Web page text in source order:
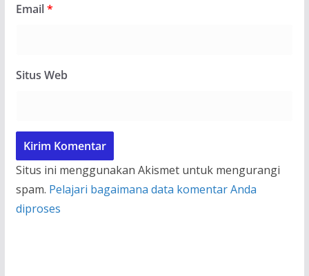
Email*
Situs Web
Situs ini menggunakan Akismet untuk mengurangi
spam. Pelajari bagaimana data komentar Anda
diproses